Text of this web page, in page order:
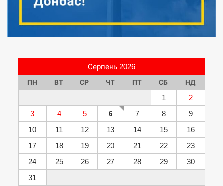
Серпень 2026
ПН ВТ СР ЧТ ПТ СБ НД
1
2
3
4 5 6 7 8
9
10
11 12 13 14 15
16
17
18 19 20 21 22
23
24
25 26 27 28 29
30
31